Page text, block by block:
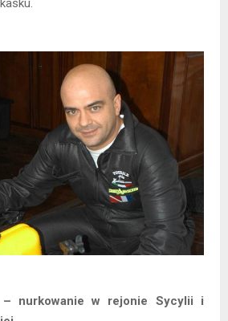
– nurkowanie w rejonie Sycylii i